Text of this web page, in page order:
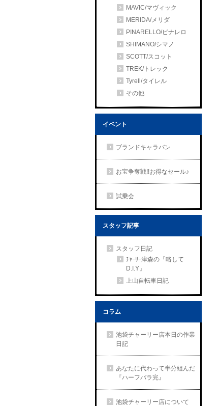
MAVIC/マヴィック
MERIDA/メリダ
PINARELLO/ピナレロ
SHIMANO/シマノ
SCOTT/スコット
TREK/トレック
Tyrell/タイレル
その他
イベント
ブランドキャラバン
お宝争奪戦!!お得なセール♪
試乗会
スタッフ記事
スタッフ日記
ﾁｬｰﾘｰ津森の『略して
D.I.Y』
上山自転車日記
コラム
池袋チャーリー店本日の作業
日記
あなたに代わって半分組んだ
『ハーフバラ完』
池袋チャーリー店について